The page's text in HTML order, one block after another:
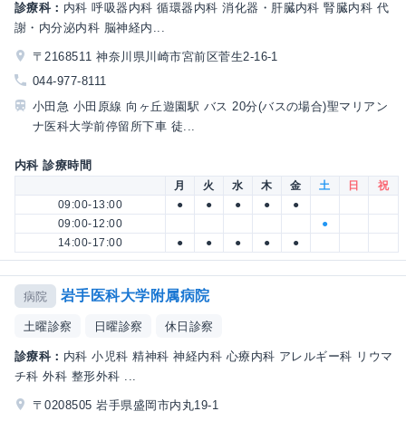
診療科： 内科 呼吸器内科 循環器内科 消化器・肝臓内科 腎臓内科 代
謝・内分泌内科 脳神経内...
〒2168511 神奈川県川崎市宮前区菅生2-16-1
044-977-8111
小田急 小田原線 向ヶ丘遊園駅 バス 20分(バスの場合)聖マリアン
ナ医科大学前停留所下車 徒...
内科 診療時間
月 火 水 木 金 土 日
祝
09:00-13:00
● ● ● ●
●
09:00-12:00
●
14:00-17:00
● ● ● ● ●
病院 岩手医科大学附属病院
土曜診察 日曜診察 休日診察
診療科： 内科 小児科 精神科 神経内科 心療内科 アレルギー科 リウマ
チ科 外科 整形外科 ...
〒0208505 岩手県盛岡市内丸19-1